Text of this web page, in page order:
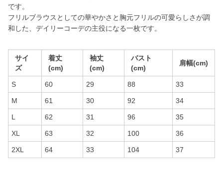
です。
フリルブラウスとしての華やかさと胸元フリルの可愛らしさが調
和した、デイリーコーデの主役になる一枚です。
サイ
ズ
着丈
(cm)
袖丈
(cm)
バスト
(cm)
肩幅(cm)
S 60 29 88 33
M 61 30 92 34
L 62 31 96 35
XL 63 32 100 36
2XL 64 33 104 37